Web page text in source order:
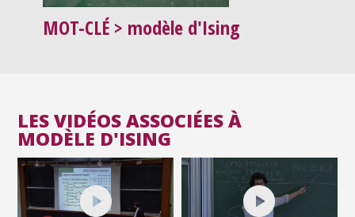
MOT-CLÉ > modèle d'Ising
LES VIDÉOS ASSOCIÉES À
MODÈLE D'ISING